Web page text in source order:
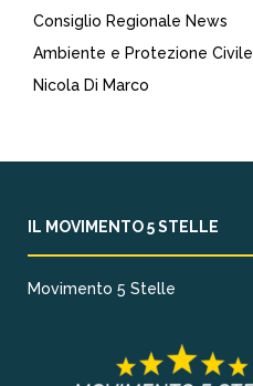
Consiglio Regionale News
Ambiente e Protezione Civile
Nicola Di Marco
IL MOVIMENTO 5 STELLE
Movimento 5 Stelle